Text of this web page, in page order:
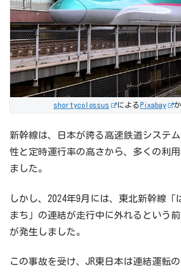
shortycolossus によるPixabay
新幹線は、日本が誇る高速鉄道システ
性と定時運行率の高さから、多くの利
ました。
しかし、2024年9月には、東北新幹線「
まち」の連結が走行中に外れるという
が発生しました。
この事故を受け、JR東日本は連結運転